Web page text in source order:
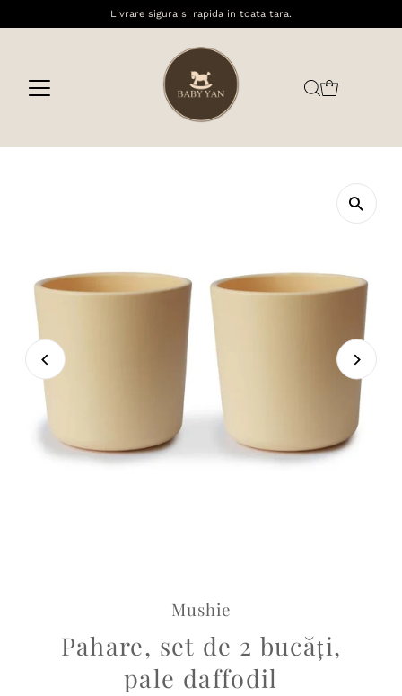
Livrare sigura si rapida in toata tara.
Mushie
Pahare, set de 2 bucăți,
pale daffodil